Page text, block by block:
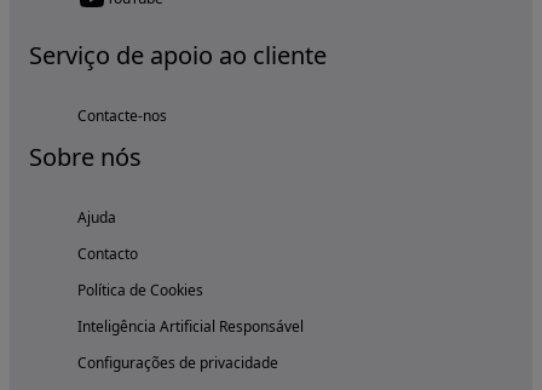
Serviço de apoio ao cliente
Contacte-nos
Sobre nós
Ajuda
Contacto
Política de Cookies
Inteligência Artificial Responsável
Configurações de privacidade